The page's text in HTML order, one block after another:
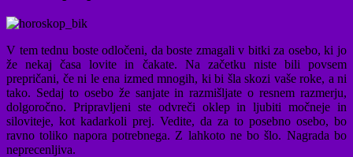
V tem tednu boste odločeni, da boste zmagali v bitki za osebo, ki jo
že nekaj časa lovite in čakate. Na začetku niste bili povsem
prepričani, če ni le ena izmed mnogih, ki bi šla skozi vaše roke, a ni
tako. Sedaj to osebo že sanjate in razmišljate o resnem razmerju,
dolgoročno. Pripravljeni ste odvreči oklep in ljubiti močneje in
siloviteje, kot kadarkoli prej. Vedite, da za to posebno osebo, bo
ravno toliko napora potrebnega. Z lahkoto ne bo šlo. Nagrada bo
neprecenljiva.